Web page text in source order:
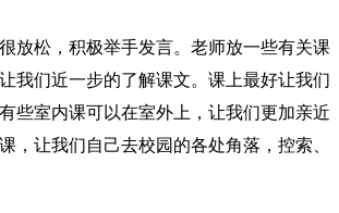
放松，积极举手发言。老师放一些有关课
我们近一步的了解课文。课上最好让我们
些室内课可以在室外上，让我们更加亲近
，让我们自己去校园的各处角落，控索、